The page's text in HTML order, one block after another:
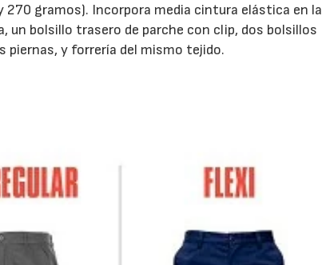
gramos). Incorpora media cintura elástica en la
un bolsillo trasero de parche con clip, dos bolsillos
piernas, y forrería del mismo tejido.